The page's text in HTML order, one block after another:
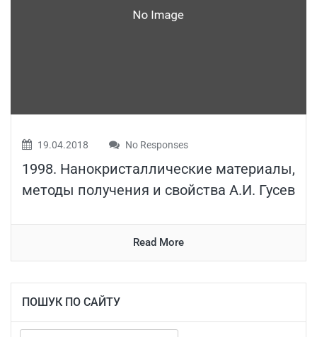
19.04.2018 No Responses
1998. Нанокристаллические материалы,
методы получения и свойства А.И. Гусев
Read More
ПОШУК ПО САЙТУ